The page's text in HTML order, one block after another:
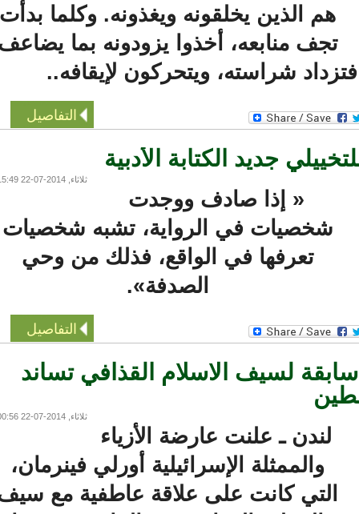
هم الذين يخلقونه ويغذونه. وكلما بدأت
تجف منابعه، أخذوا يزودونه بما يضاعف
شراسته، ويتحركون لإيقافه..
التفاصيل
جديد الكتابة الأدبية
ثلاثاء, 2014-07-22 15:49
« إذا صادف ووجدت
شخصيات في الرواية، تشبه شخصيات
تعرفها في الواقع، فذلك من وحي
الصدفة».
التفاصيل
لسيف الاسلام القذافي تساند
ثلاثاء, 2014-07-22 00:56
لندن ـ علنت عارضة الأزياء
والممثلة الإسرائيلية أورلي فينرمان،
التي كانت على علاقة عاطفية مع سيف